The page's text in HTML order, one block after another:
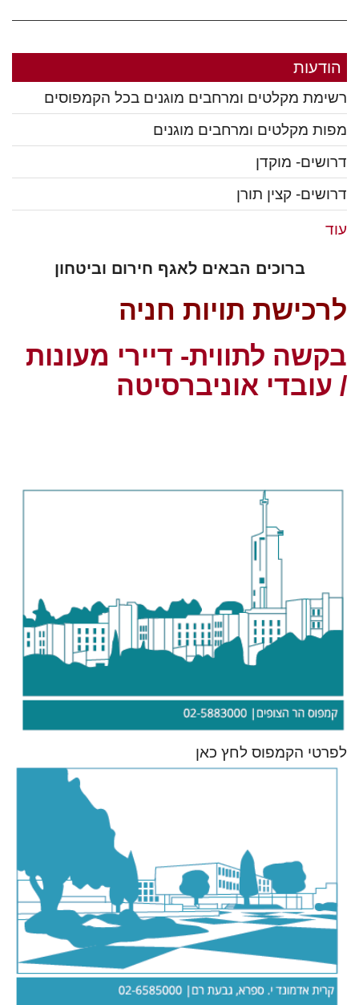
ברוכים הבאים לאגף חירום וביטחון
לרכישת תויות חניה
בקשה לתווית- דיירי מעונות
/ עובדי אוניברסיטה
הודעות
רשימת מקלטים ומרחבים מוגנים בכל הקמפוסים
מפות מקלטים ומרחבים מוגנים
דרושים- מוקדן
דרושים- קצין תורן
עוד
לפרטי הקמפוס לחץ כאן